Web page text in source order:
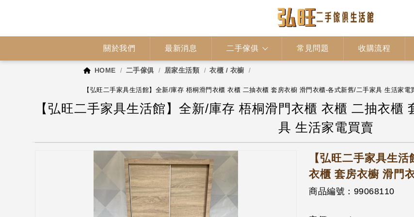
關於我們 最新消息 二手傢俱 常見問題 收購流程
HOME 二手傢俱 居家生活類 衣櫃 / 衣櫥
【弘旺二手家具生活館】全新/庫存 梧桐滑門衣櫃 衣櫃 二抽衣櫃 套房衣櫥 滑門衣櫃-各式新舊/二手家具 生活家電
【弘旺二手家具生活館】全新/庫存 梧桐滑門衣櫃 衣櫃 二抽衣櫃
具 生活家電買賣
【弘旺二手家具生
衣櫃 套房衣櫥 滑門
商品編號：99068110